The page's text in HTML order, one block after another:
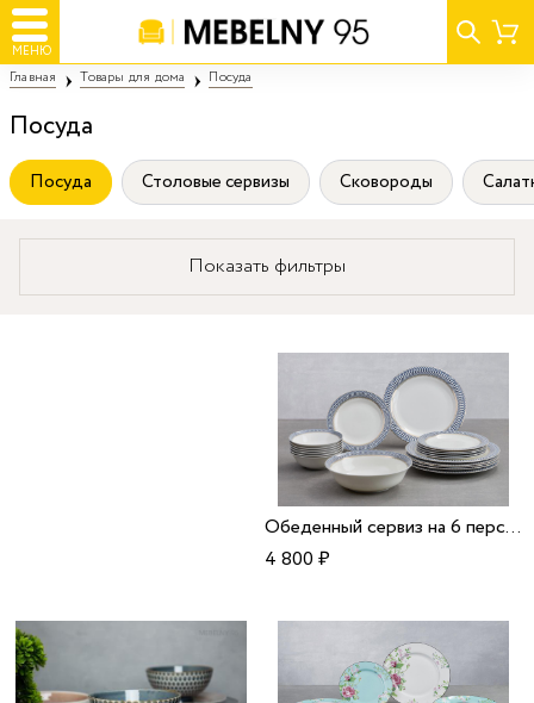
МЕНЮ
Главная Товары для дома Посуда
Посуда
Посуда Столовые сервизы Сковороды
Показать фильтры
Обеденный сервиз на 6 персон Barbara
4 800₽